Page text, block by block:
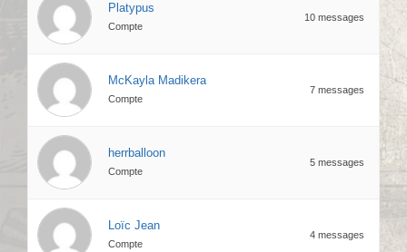
Platypus
Compte
10 messages
McKayla Madikera
Compte
7 messages
herrballoon
Compte
5 messages
Loïc Jean
Compte
4 messages